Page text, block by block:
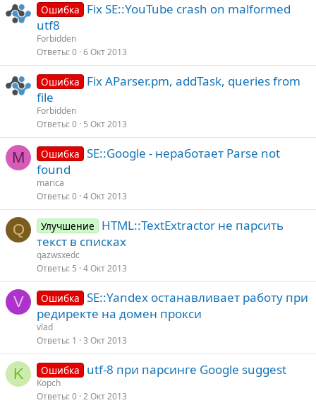
Ошибка
Fix SE::YouTube crash on malformed
utf8
Forbidden
Ответы 0 6 Окт 2013
Ошибка
Fix AParser.pm, addTask, queries from
file
Forbidden
Ответы 0 5 Окт 2013
M Ошибка SE::Google - неработает Parse not
found
marica
Ответы 0 4 Окт 2013
Q Улучшение
HTML::TextExtractor не парсить
текст в списках
qazwsxedc
Ответы 5 4 Окт 2013
V Ошибка SE::Yandex останавливает работу при
редиректе на домен прокси
vlad
Ответы 1 3 Окт 2013
K Ошибка utf-8 при парсинге Google suggest
Kopch
Ответы 0 2 Окт 2013